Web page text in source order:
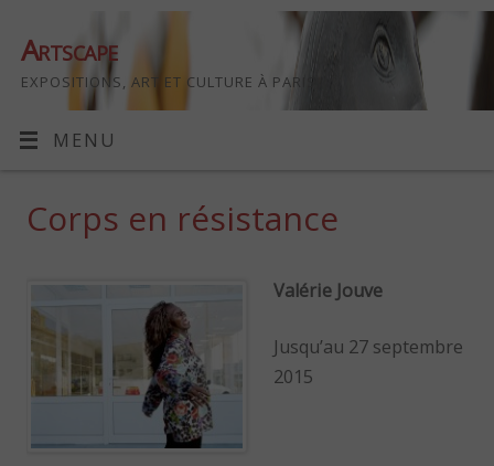
Artscape
EXPOSITIONS, ART ET CULTURE À PARIS
MENU
Corps en résistance
Valérie Jouve
Jusqu’au 27 septembre
2015